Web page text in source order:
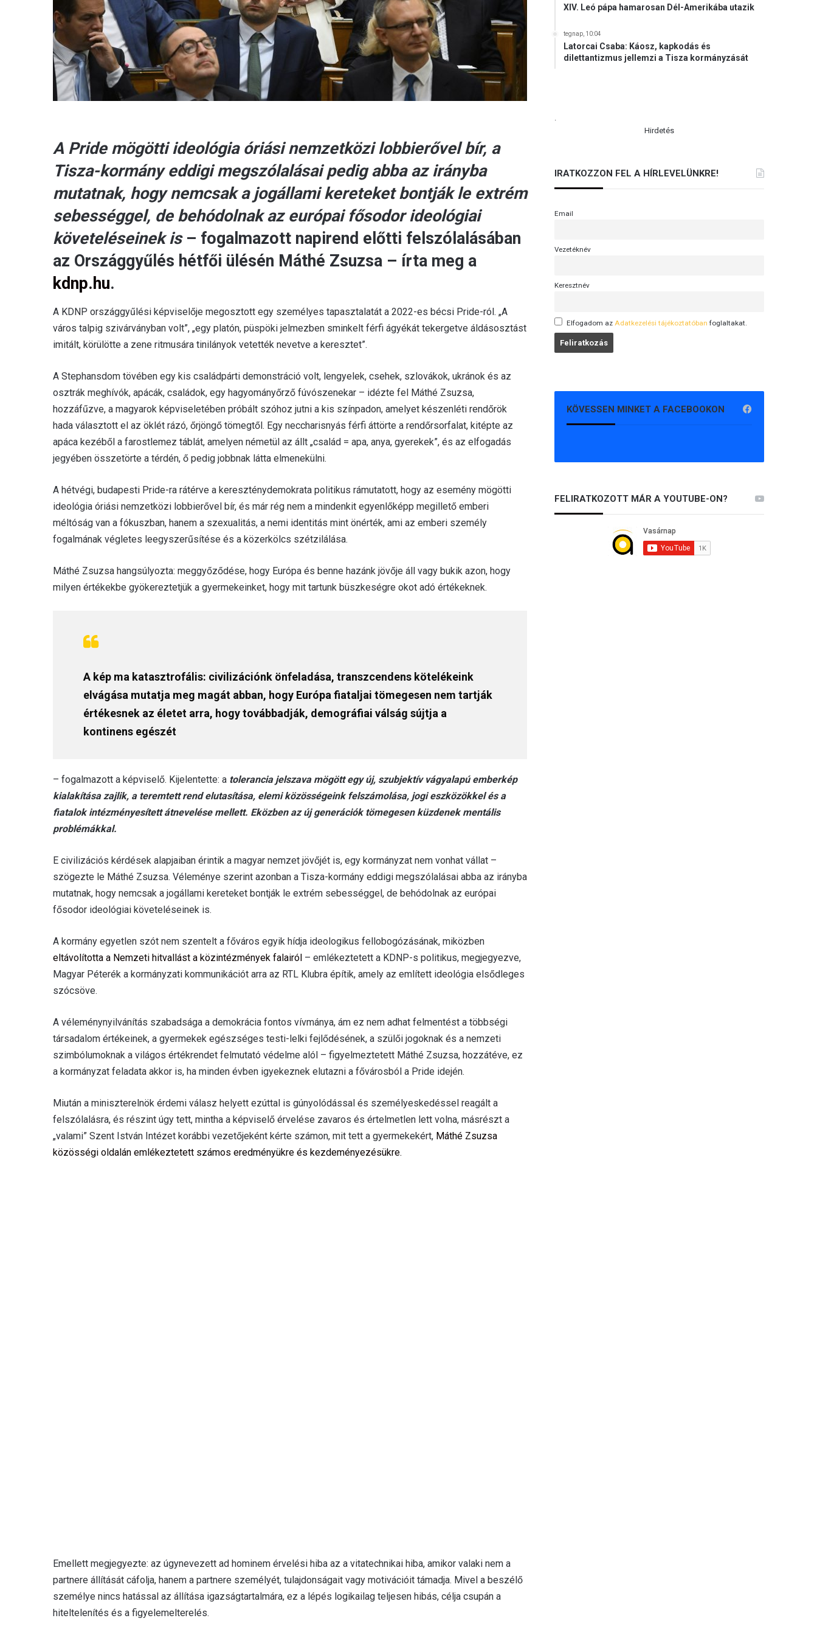
A Pride mögötti ideológia óriási nemzetközi lobbierővel bír, a
Tisza-kormány eddigi megszólalásai pedig abba az irányba
mutatnak, hogy nemcsak a jogállami kereteket bontják le extrém
sebességgel, de behódolnak az európai fősodor ideológiai
követeléseinek is– fogalmazott napirend előtti felszólalásában
az Országgyűlés hétfői ülésén Máthé Zsuzsa – írta meg a
kdnp.hu.
A KDNP országgyűlési képviselője megosztott egy személyes tapasztalatát a 2022-es bécsi Pride-ról. „A
város talpig szivárványban volt”, „egy platón, püspöki jelmezben sminkelt férfi ágyékát tekergetve áldásosztást
imitált, körülötte a zene ritmusára tinilányok vetették nevetve a keresztet”.
A Stephansdom tövében egy kis családpárti demonstráció volt, lengyelek, csehek, szlovákok, ukránok és az
osztrák meghívók, apácák, családok, egy hagyományőrző fúvószenekar – idézte fel Máthé Zsuzsa,
hozzáfűzve, a magyarok képviseletében próbált szóhoz jutni a kis színpadon, amelyet készenléti rendőrök
hada választott el az öklét rázó, őrjöngő tömegtől. Egy neccharisnyás férfi áttörte a rendőrsorfalat, kitépte az
apáca kezéből a farostlemez táblát, amelyen németül az állt „család = apa, anya, gyerekek”, és az elfogadás
jegyében összetörte a térdén, ő pedig jobbnak látta elmenekülni.
A hétvégi, budapesti Pride-ra rátérve a kereszténydemokrata politikus rámutatott, hogy az esemény mögötti
ideológia óriási nemzetközi lobbierővel bír, és már rég nem a mindenkit egyenlőképp megillető emberi
méltóság van a fókuszban, hanem a szexualitás, a nemi identitás mint önérték, ami az emberi személy
fogalmának végletes leegyszerűsítése és a közerkölcs szétzilálása.
Máthé Zsuzsa hangsúlyozta: meggyőződése, hogy Európa és benne hazánk jövője áll vagy bukik azon, hogy
milyen értékekbe gyökereztetjük a gyermekeinket, hogy mit tartunk büszkeségre okot adó értékeknek.
A kép ma katasztrofális: civilizációnk önfeladása, transzcendens kötelékeink
elvágása mutatja meg magát abban, hogy Európa fiataljai tömegesen nem tartják
értékesnek az életet arra, hogy továbbadják, demográfiai válság sújtja a
kontinens egészét
– fogalmazott a képviselő. Kijelentette: a tolerancia jelszava mögött egy új, szubjektív vágyalapú emberkép
kialakítása zajlik, a teremtett rend elutasítása, elemi közösségeink felszámolása, jogi eszközökkel és a
fiatalok intézményesített átnevelése mellett. Eközben az új generációk tömegesen küzdenek mentális
problémákkal.
E civilizációs kérdések alapjaiban érintik a magyar nemzet jövőjét is, egy kormányzat nem vonhat vállat –
szögezte le Máthé Zsuzsa. Véleménye szerint azonban a Tisza-kormány eddigi megszólalásai abba az irányba
mutatnak, hogy nemcsak a jogállami kereteket bontják le extrém sebességgel, de behódolnak az európai
fősodor ideológiai követeléseinek is.
A kormány egyetlen szót nem szentelt a főváros egyik hídja ideologikus fellobogózásának, miközben
eltávolította a Nemzeti hitvallást a közintézmények falairól – emlékeztetett a KDNP-s politikus, megjegyezve,
Magyar Péterék a kormányzati kommunikációt arra az RTL Klubra építik, amely az említett ideológia elsődleges
szócsöve.
A véleménynyilvánítás szabadsága a demokrácia fontos vívmánya, ám ez nem adhat felmentést a többségi
társadalom értékeinek, a gyermekek egészséges testi-lelki fejlődésének, a szülői jogoknak és a nemzeti
szimbólumoknak a világos értékrendet felmutató védelme alól – figyelmeztetett Máthé Zsuzsa, hozzátéve, ez
a kormányzat feladata akkor is, ha minden évben igyekeznek elutazni a fővárosból a Pride idején.
Miután a miniszterelnök érdemi válasz helyett ezúttal is gúnyolódással és személyeskedéssel reagált a
felszólalásra, és részint úgy tett, mintha a képviselő érvelése zavaros és értelmetlen lett volna, másrészt a
„valami” Szent István Intézet korábbi vezetőjeként kérte számon, mit tett a gyermekekért, Máthé Zsuzsa
közösségi oldalán emlékeztetett számos eredményükre és kezdeményezésükre.
Emellett megjegyezte: az úgynevezett ad hominem érvelési hiba az a vitatechnikai hiba, amikor valaki nem a
partnere állítását cáfolja, hanem a partnere személyét, tulajdonságait vagy motivációit támadja. Mivel a beszélő
személye nincs hatással az állítása igazságtartalmára, ez a lépés logikailag teljesen hibás, célja csupán a
hiteltelenítés és a figyelemelterelés.
XIV. Leó pápa hamarosan Dél-Amerikába utazik
tegnap, 10:04
Latorcai Csaba: Káosz, kapkodás és
dilettantizmus jellemzi a Tisza kormányzását
.
Hirdetés
IRATKOZZON FEL A HÍRLEVELÜNKRE!
Email
Vezetéknév
Keresztnév
Elfogadom az Adatkezelési tájékoztatóban foglaltakat.
KÖVESSEN MINKET A FACEBOOKON
FELIRATKOZOTT MÁR A YOUTUBE-ON?